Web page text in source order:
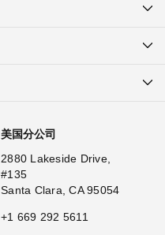
美国分公司
2880 Lakeside Drive,
#135
Santa Clara, CA 95054
+1 669 292 5611